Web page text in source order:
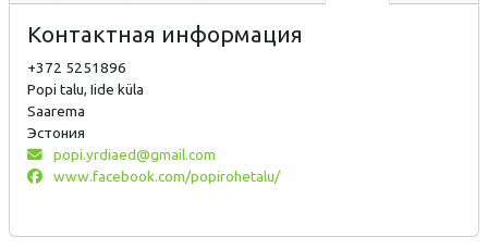
Контактная информация
+372 5251896
Popi talu, Iide küla
Saarema
Эстония
popi.yrdiaed@gmail.com
www.facebook.com/popirohetalu/